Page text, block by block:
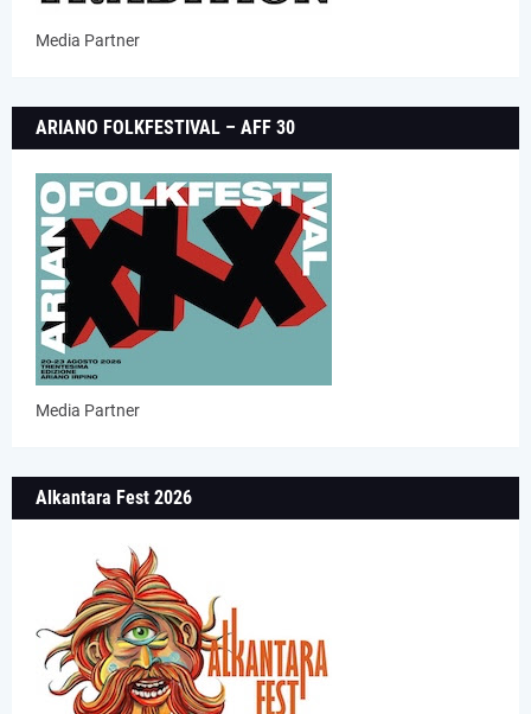
Media Partner
ARIANO FOLKFESTIVAL – AFF 30
Media Partner
Alkantara Fest 2026